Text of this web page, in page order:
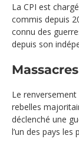
La CPI est
commis depuis
connu des
depuis son
Le
rebelles
déclenché une
l’un des pays les